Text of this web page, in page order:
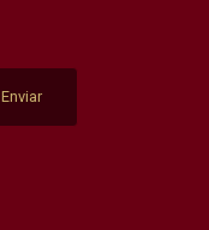
Enviar